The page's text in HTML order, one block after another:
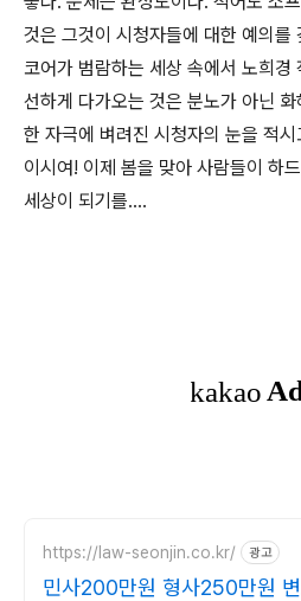
것은 그것이 시청자들에 대한 예의를
코어가 범람하는 세상 속에서 노희경
선하게 다가오는 것은 분노가 아닌
한 자극에 벼려진 시청자의 눈을 적
이시여! 이제 봄을 맞아 사람들이 하
세상이 되기를....
https://law-seonjin.co.kr/ 광고
민사200만원 형사250만원 변